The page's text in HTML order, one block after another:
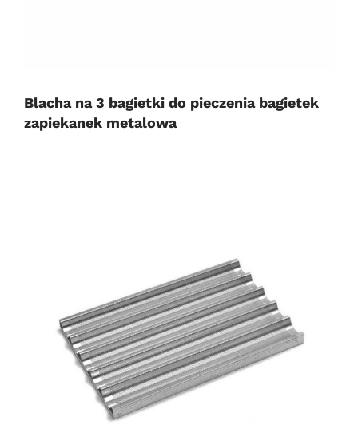
Blacha na 3 bagietki do pieczenia bagietek
zapiekanek metalowa